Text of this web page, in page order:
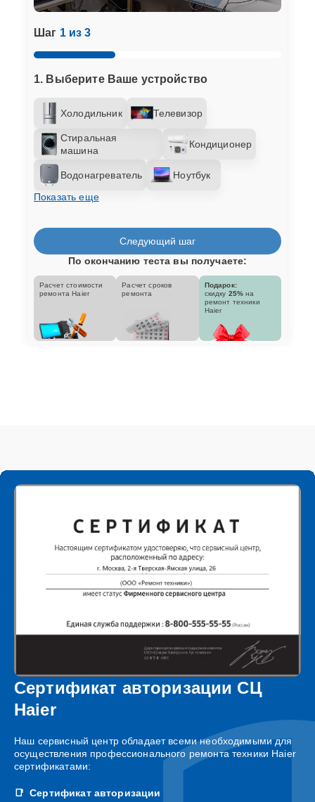
Шаг 1 из 3
1. Выберите Ваше устройство
Холодильник Телевизор
Стиральная
машина
Кондиционер
Водонагреватель
Ноутбук
Показать еще
Следующий шаг
По окончанию теста вы получаете:
Расчет стоимости
ремонта Haier
Расчет сроков
ремонта
Подарок:
скидку 25% на
ремонт техники
Haier
Сертификат авторизации СЦ
Haier
Наш сервисный центр обладает всеми необходимыми для
осуществления профессионального ремонта техники Haier
сертификатами:
Сертификат авторизации